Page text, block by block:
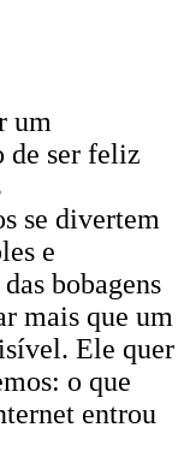
um
de ser feliz
se divertem
e
bobagens
mais que um
Ele quer
o que
entrou